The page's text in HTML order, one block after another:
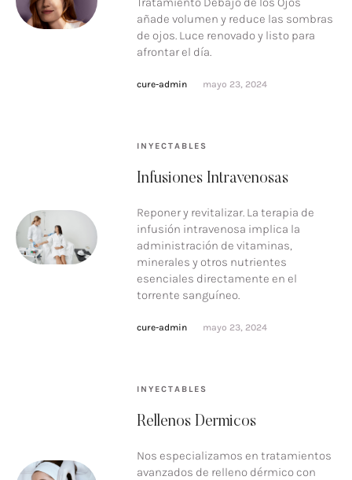
añade volumen y reduce las sombras
de ojos. Luce renovado y listo para
afrontar el día.
cure-admin mayo 23, 2024
INYECTABLES
Infusiones Intravenosas
Reponer y revitalizar. La terapia de
infusión intravenosa implica la
administración de vitaminas,
minerales y otros nutrientes
esenciales directamente en el
torrente sanguíneo.
cure-admin mayo 23, 2024
INYECTABLES
Rellenos Dermicos
Nos especializamos en tratamientos
avanzados de relleno dérmico con